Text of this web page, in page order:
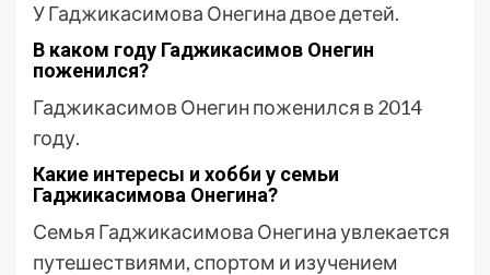
У Гаджикасимова Онегина двое детей.
В каком году Гаджикасимов Онегин
поженился?
Гаджикасимов Онегин поженился в 2014
году.
Какие интересы и хобби у семьи
Гаджикасимова Онегина?
Семья Гаджикасимова Онегина увлекается
путешествиями, спортом и изучением